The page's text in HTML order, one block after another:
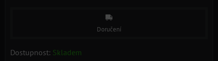
Doručení
Dostupnost: Skladem